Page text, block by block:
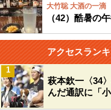
大竹聡 大酒の一滴
（42）酷暑の
アクセスラン
萩本欽一〈34
んだ通訳に「
1